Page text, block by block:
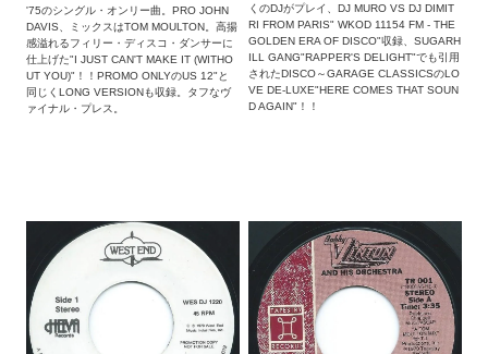
'75のシングル・オンリー曲。PRO JOHN
DAVIS、ミックスはTOM MOULTON。高揚
感溢れるフィリー・ディスコ・ダンサーに
仕上げた"I JUST CAN'T MAKE IT (WITHO
UT YOU)"！！PROMO ONLYのUS 12"と
同じくLONG VERSIONも収録。タフなヴ
ァイナル・プレス。
くのDJがプレイ、DJ MURO VS DJ DIMIT
RI FROM PARIS" WKOD 11154 FM - THE
GOLDEN ERA OF DISCO"収録、SUGARH
ILL GANG"RAPPER'S DELIGHT"でも引用
されたDISCO～GARAGE CLASSICSのLO
VE DE-LUXE"HERE COMES THAT SOUN
D AGAIN"！！